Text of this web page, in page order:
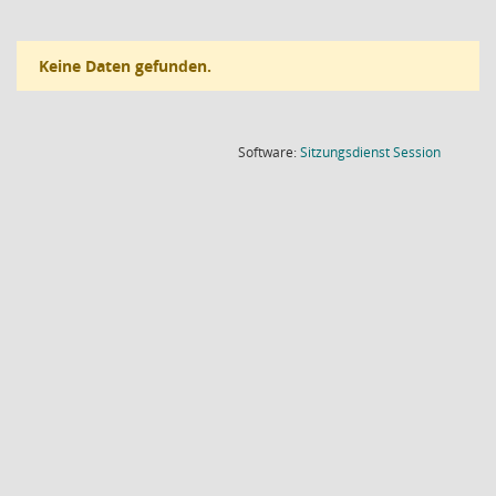
Keine Daten gefunden.
Software:SitzungsdienstSession(Wird in